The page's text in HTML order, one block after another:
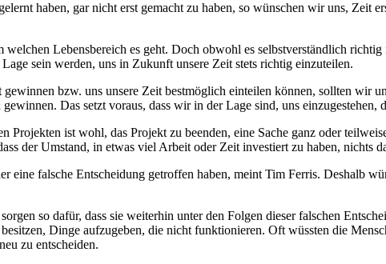
haben, gar nicht erst gemacht zu haben, so wünschen wir uns, Zeit
Lebensbereich es geht. Doch obwohl es selbstverständlich
sein werden, uns in Zukunft unsere Zeit stets richtig einzuteilen.
bzw. uns unsere Zeit bestmöglich einteilen können, sollten wir
Das setzt voraus, dass wir in der Lage sind, uns
Projekten ist wohl, das Projekt zu beenden, eine Sache ganz oder
der Umstand, in etwas viel Arbeit oder Zeit investiert zu haben, nichts
eine falsche Entscheidung getroffen haben, meint Tim Ferris. Deshalb
so dafür, dass sie weiterhin unter den Folgen dieser falschen
Dinge aufzugeben, die nicht funktionieren. Oft wüssten die
zu entscheiden.